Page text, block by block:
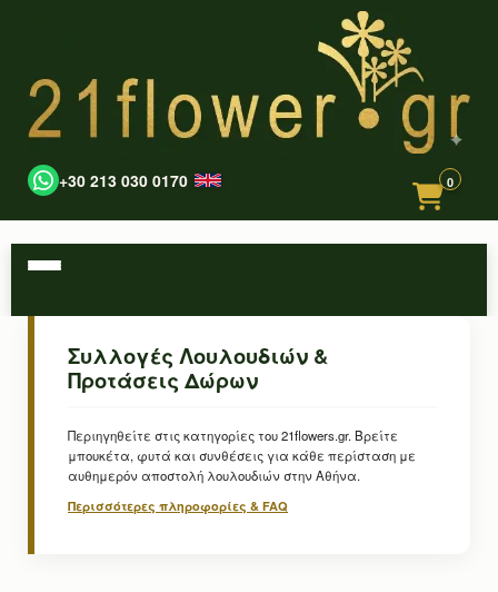
+30 213 030 0170 0
Συλλογές Λουλουδιών &
Προτάσεις Δώρων
Περιηγηθείτε στις κατηγορίες του 21flowers.gr. Βρείτε
μπουκέτα, φυτά και συνθέσεις για κάθε περίσταση με
αυθημερόν αποστολή λουλουδιών στην Αθήνα.
Περισσότερες πληροφορίες & FAQ